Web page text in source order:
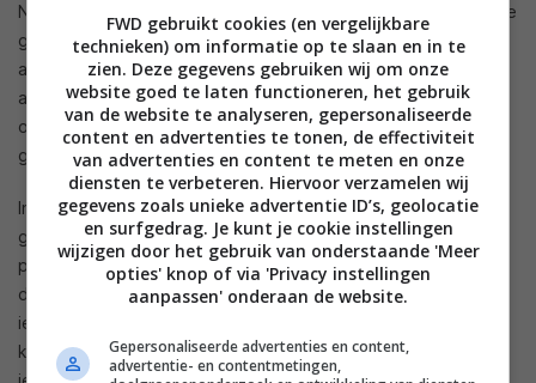
Nintendo noemt deze app een free-to-start-applicatie, die je
gratis kunt beginnen te spelen. Er zijn een hoop in-app-
aankopen aanwezig waarmee je nieuwe kleren en andere
accessoires voor je Mii vrij kunt spelen. Alles is echter
optioneel en er wordt ook geen druk achter de aankoop
gezet.
In Miitomo maak je een Mii: een digitale avatar die Nintendo-
gamers kennen van de Wii, Wii U en Nintendo 3DS. Jouw Mii-
personage en die van je vrienden stellen je vragen en delen
de antwoorden met jou en je vrienden. Misschien kom je wel
iets over elkaar te weten wat je nooit had verwacht… Verder
kun je nog een aantal dingen doen met de applicatie. Zo kun
FWD gebruikt cookies (en vergelijkbare
technieken) om informatie op te slaan en in te
zien. Deze gegevens gebruiken wij om onze
website goed te laten functioneren, het gebruik
van de website te analyseren, gepersonaliseerde
content en advertenties te tonen, de effectiviteit
van advertenties en content te meten en onze
diensten te verbeteren. Hiervoor verzamelen wij
gegevens zoals unieke advertentie ID’s, geolocatie
en surfgedrag. Je kunt je cookie instellingen
wijzigen door het gebruik van onderstaande 'Meer
opties' knop of via 'Privacy instellingen
aanpassen' onderaan de website.
Gepersonaliseerde advertenties en content,
advertentie- en contentmetingen,